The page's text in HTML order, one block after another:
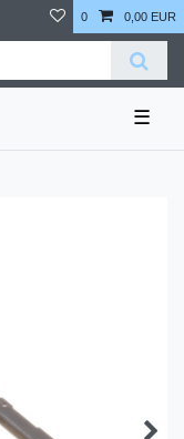
0 0,00 EUR
☰